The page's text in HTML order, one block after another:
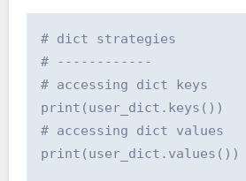
# dict strategies
# ------------
# accessing dict keys
print(user_dict.keys())
# accessing dict values
print(user_dict.values())